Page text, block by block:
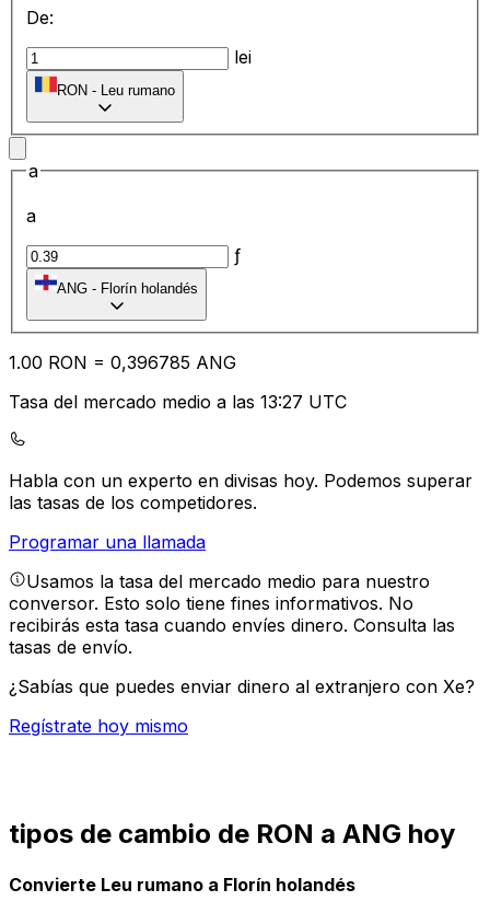
De:
lei
RON - Leu rumano
a
a
ƒ
ANG - Florín holandés
1.00 RON = 0,396785 ANG
Tasa del mercado medio a las 13:27 UTC
Habla con un experto en divisas hoy. Podemos superar
las tasas de los competidores.
Programar una llamada
Usamos la tasa del mercado medio para nuestro
conversor. Esto solo tiene fines informativos. No
recibirás esta tasa cuando envíes dinero. Consulta las
tasas de envío.
¿Sabías que puedes enviar dinero al extranjero con Xe?
Regístrate hoy mismo
tipos de cambio de RON a ANG hoy
Convierte Leu rumano a Florín holandés